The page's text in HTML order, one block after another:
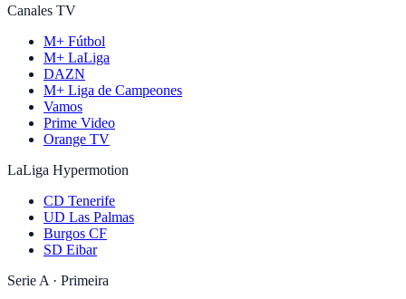
Canales TV
M+ Fútbol
M+ LaLiga
DAZN
M+ Liga de Campeones
Vamos
Prime Video
Orange TV
LaLiga Hypermotion
CD Tenerife
UD Las Palmas
Burgos CF
SD Eibar
Serie A · Primeira